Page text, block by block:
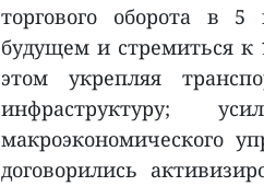
торгового оборота в
будущем и стремиться
этом укрепляя
инфраструктуру;
макроэкономического
договорились